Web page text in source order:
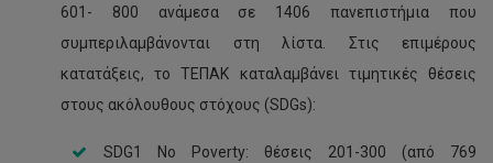
601- 800 ανάμεσα σε 1406 πανεπιστήμια που
συμπεριλαμβάνονται στη λίστα. Στις επιμέρους
κατατάξεις, το ΤΕΠΑΚ καταλαμβάνει τιμητικές θέσεις
στους ακόλουθους στόχους (SDGs):
SDG1 No Poverty: θέσεις 201-300 (από 769